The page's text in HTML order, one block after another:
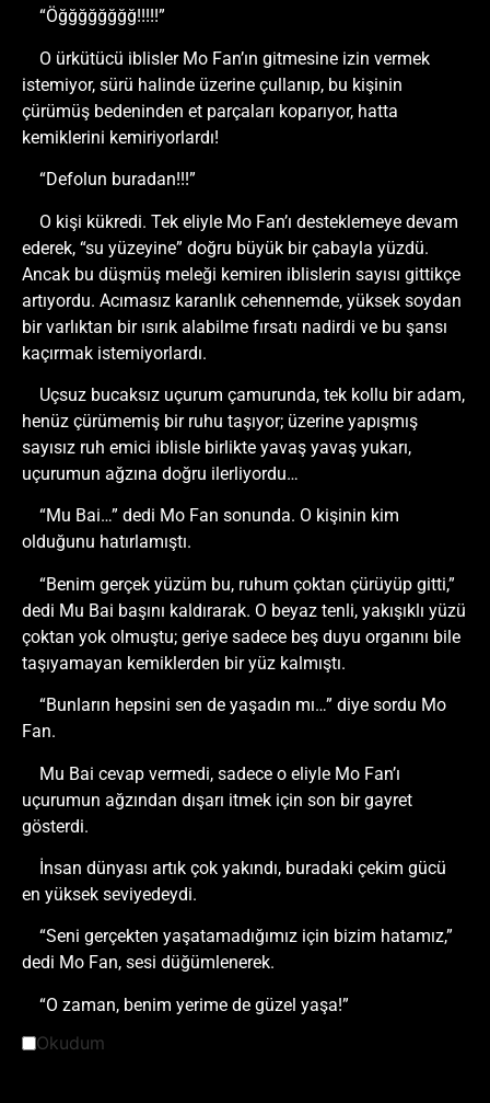
“Öğğğğğğğğ!!!!!”
O ürkütücü iblisler Mo Fan’ın gitmesine izin vermek
istemiyor, sürü halinde üzerine çullanıp, bu kişinin
çürümüş bedeninden et parçaları koparıyor, hatta
kemiklerini kemiriyorlardı!
“Defolun buradan!!!”
O kişi kükredi. Tek eliyle Mo Fan’ı desteklemeye devam
ederek, “su yüzeyine” doğru büyük bir çabayla yüzdü.
Ancak bu düşmüş meleği kemiren iblislerin sayısı gittikçe
artıyordu. Acımasız karanlık cehennemde, yüksek soydan
bir varlıktan bir ısırık alabilme fırsatı nadirdi ve bu şansı
kaçırmak istemiyorlardı.
Uçsuz bucaksız uçurum çamurunda, tek kollu bir adam,
henüz çürümemiş bir ruhu taşıyor; üzerine yapışmış
sayısız ruh emici iblisle birlikte yavaş yavaş yukarı,
uçurumun ağzına doğru ilerliyordu…
“Mu Bai…” dedi Mo Fan sonunda. O kişinin kim
olduğunu hatırlamıştı.
“Benim gerçek yüzüm bu, ruhum çoktan çürüyüp gitti,”
dedi Mu Bai başını kaldırarak. O beyaz tenli, yakışıklı yüzü
çoktan yok olmuştu; geriye sadece beş duyu organını bile
taşıyamayan kemiklerden bir yüz kalmıştı.
“Bunların hepsini sen de yaşadın mı…” diye sordu Mo
Fan.
Mu Bai cevap vermedi, sadece o eliyle Mo Fan’ı
uçurumun ağzından dışarı itmek için son bir gayret
gösterdi.
İnsan dünyası artık çok yakındı, buradaki çekim gücü
en yüksek seviyedeydi.
“Seni gerçekten yaşatamadığımız için bizim hatamız,”
dedi Mo Fan, sesi düğümlenerek.
“O zaman, benim yerime de güzel yaşa!”
Okudum